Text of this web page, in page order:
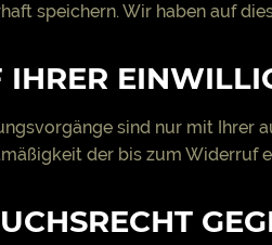
speichern. Wir haben auf
sind nur mit Ihrer
der bis zum